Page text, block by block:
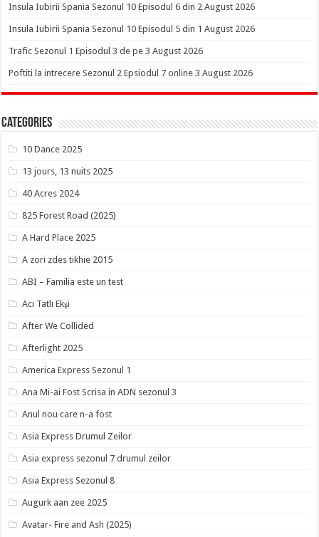
Insula Iubirii Spania Sezonul 10 Episodul 6 din 2 August 2026
Insula Iubirii Spania Sezonul 10 Episodul 5 din 1 August 2026
Trafic Sezonul 1 Episodul 3 de pe 3 August 2026
Poftiti la intrecere Sezonul 2 Epsiodul 7 online 3 August 2026
Categories
10 Dance 2025
13 jours, 13 nuits 2025
40 Acres 2024
825 Forest Road (2025)
A Hard Place 2025
A zori zdes tikhie 2015
ABI – Familia este un test
Acı Tatlı Ekşi
After We Collided
Afterlight 2025
America Express Sezonul 1
Ana Mi-ai Fost Scrisa in ADN sezonul 3
Anul nou care n-a fost
Asia Express Drumul Zeilor
Asia express sezonul 7 drumul zeilor
Asia Express Sezonul 8
Augurk aan zee 2025
Avatar- Fire and Ash (2025)